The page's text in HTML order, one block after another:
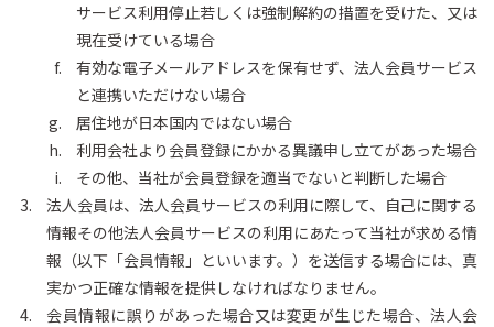
サービス利用停止若しくは強制解約の措置を受けた、又は
現在受けている場合
有効な電子メールアドレスを保有せず、法人会員サービス
と連携いただけない場合
居住地が日本国内ではない場合
利用会社より会員登録にかかる異議申し立てがあった場合
その他、当社が会員登録を適当でないと判断した場合
法人会員は、法人会員サービスの利用に際して、自己に関する
情報その他法人会員サービスの利用にあたって当社が求める情
報（以下「会員情報」といいます。）を送信する場合には、真
実かつ正確な情報を提供しなければなりません。
会員情報に誤りがあった場合又は変更が生じた場合、法人会